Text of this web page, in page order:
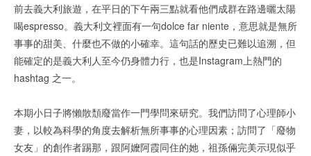
前去義大利旅遊，在平日的下午兩三點就看他們成群在路邊曬太陽
喝espresso。義大利文裡面有一句dolce far niente，意思就是無所
事事的甜美、什麼也不做的小確幸。這句話的歷史已難以追溯，但
能確定的是義大利人至今仍身體力行，也是Instagram上熱門的
hashtag 之一。
本期小日子將懶散頹廢當作一門學問來研究。我們訪問了心理師小
妻，以較為科學的角度去解析無所事事的心理因素；訪問了「廢物
女友」的創作者踢那，跟阿嬤阿霞同住的她，祖孫倆完美示現似乎